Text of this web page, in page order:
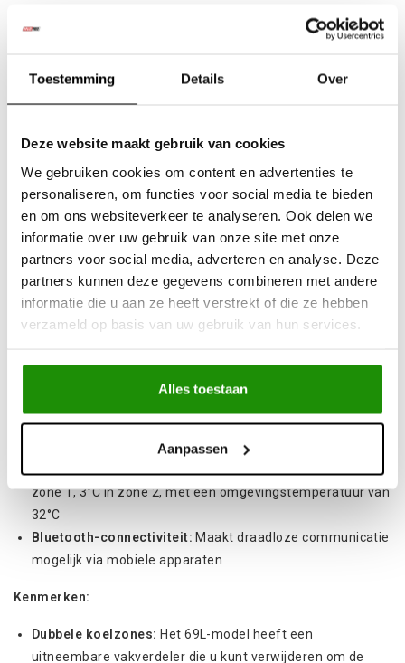
Toestemming Details Over
Deze website maakt gebruik van cookies
We gebruiken cookies om content en advertenties te
personaliseren, om functies voor social media te bieden
en om ons websiteverkeer te analyseren. Ook delen we
informatie over uw gebruik van onze site met onze
partners voor social media, adverteren en analyse. Deze
partners kunnen deze gegevens combineren met andere
informatie die u aan ze heeft verstrekt of die ze hebben
verzameld op basis van uw gebruik van hun services.
Alles toestaan
Aanpassen
biedt daarnaast 4L extra ruimte wanneer u besluit de verdeler
zonder inhoud)
Buitenafmetingen:755 mm (L) x 469 mm (B) x 564 mm
(H)
Binnenmetingen:
Bovenste compartiment: 380 mm (L) x 326 mm (B) x
264 mm (H)
Onderste compartiment: 202 mm (L) x 326 mm (B) x
180 mm (H)
Achterste gedeelte: 170 mm (L) x 326 mm (B) x 444
Vermogen:12/24V DC en 100-240V AC voeding met
geïntegreerd batterijbeschermingssysteem
Stroomverbruik:2,9 Ah bij DC12V ingesteld op -15°C in
zone 1, 3°C in zone 2, met een omgevingstemperatuur van
32°C
Bluetooth-connectiviteit: Maakt draadloze communicatie
mogelijk via mobiele apparaten
Kenmerken:
Dubbele koelzones: Het 69L-model heeft een
uitneembare vakverdeler die u kunt verwijderen om de